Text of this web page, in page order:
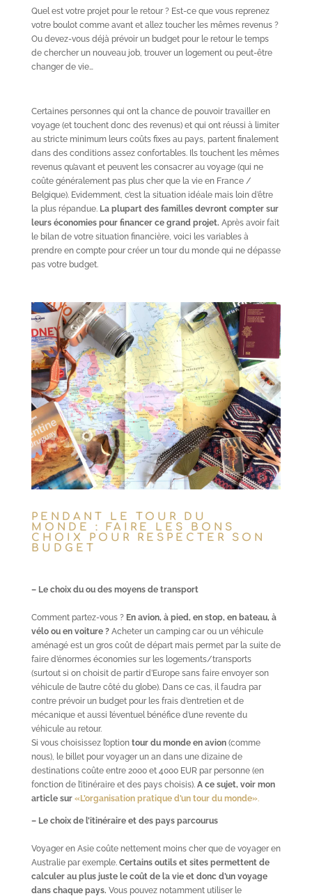
Quel est votre projet pour le retour ? Est-ce que vous reprenez
votre boulot comme avant et allez toucher les mêmes revenus ?
Ou devez-vous déjà prévoir un budget pour le retour le temps
de chercher un nouveau job, trouver un logement ou peut-être
changer de vie…
Certaines personnes qui ont la chance de pouvoir travailler en
voyage (et touchent donc des revenus) et qui ont réussi à limiter
au stricte minimum leurs coûts fixes au pays, partent finalement
dans des conditions assez confortables. Ils touchent les mêmes
revenus qu’avant et peuvent les consacrer au voyage (qui ne
coûte généralement pas plus cher que la vie en France /
Belgique). Evidemment, c’est la situation idéale mais loin d’être
la plus répandue. La plupart des familles devront compter sur
leurs économies pour financer ce grand projet. Après avoir fait
le bilan de votre situation financière, voici les variables à
prendre en compte pour créer un tour du monde qui ne dépasse
pas votre budget.
PENDANT LE TOUR DU
MONDE : FAIRE LES BONS
CHOIX POUR RESPECTER SON
BUDGET
– Le choix du ou des moyens de transport
Comment partez-vous ? En avion, à pied, en stop, en bateau, à
vélo ou en voiture ?Acheter un camping car ou un véhicule
aménagé est un gros coût de départ mais permet par la suite de
faire d’énormes économies sur les logements/transports
(surtout si on choisit de partir d’Europe sans faire envoyer son
véhicule de l’autre côté du globe). Dans ce cas, il faudra par
contre prévoir un budget pour les frais d’entretien et de
mécanique et aussi l’éventuel bénéfice d’une revente du
véhicule au retour.
Si vous choisissez l’option tour du monde en avion(comme
nous), le billet pour voyager un an dans une dizaine de
destinations coûte entre 2000 et 4000 EUR par personne (en
fonction de l’itinéraire et des pays choisis). A ce sujet, voir mon
article sur «L’organisation pratique d’un tour du monde».
– Le choix de l’itinéraire et des pays parcourus
Voyager en Asie coûte nettement moins cher que de voyager en
Australie par exemple. Certains outils et sites permettent de
calculer au plus juste le coût de la vie et donc d’un voyage
dans chaque pays. Vous pouvez notamment utiliser le